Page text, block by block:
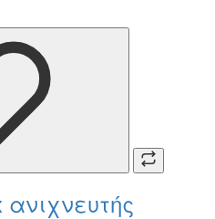
ανιχνευτής